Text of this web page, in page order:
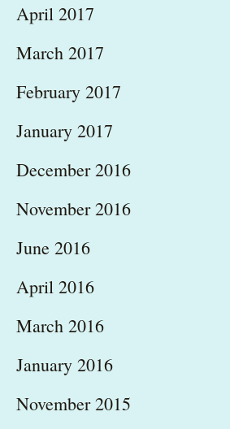
April 2017
March 2017
February 2017
January 2017
December 2016
November 2016
June 2016
April 2016
March 2016
January 2016
November 2015